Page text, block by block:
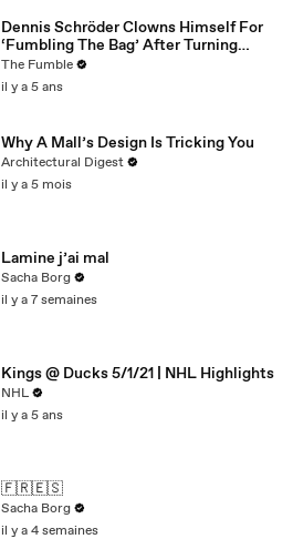
Dennis Schröder Clowns Himself For
‘Fumbling The Bag’ After Turning
Down $84m From The Lakers
The Fumble
il y a 5 ans
Why A Mall’s Design Is Tricking You
Architectural Digest
il y a 5 mois
Lamine j’ai mal
Sacha Borg
il y a 7 semaines
Kings @ Ducks 5/1/21 | NHL Highlights
NHL
il y a 5 ans
🇫🇷🇪🇸
Sacha Borg
il y a 4 semaines